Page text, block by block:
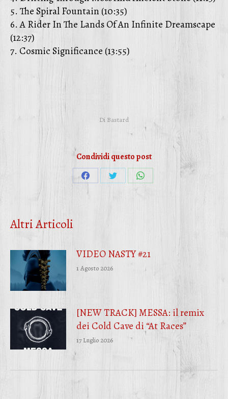
5. The Spiral Fountain (10:35)
6. A Rider In The Lands Of An Infinite Dreamscape
(12:37)
7. Cosmic Significance (13:55)
Di Bastard
Condividi questo post
CondividiCondividiCondividi
Altri Articoli
VIDEO NASTY #21
1 Agosto 2026
[NEW TRACK] MESSA: il remix
dei Cold Cave di “At Races”
17 Luglio 2026